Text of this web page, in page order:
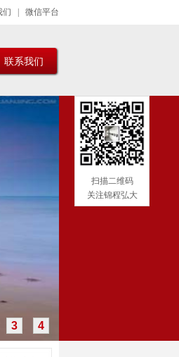
扫描二维码
关注锦程弘大
们 微信平台
联系我们
3 4